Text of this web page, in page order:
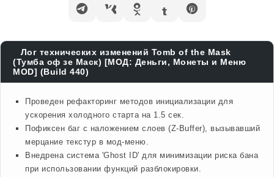
Лог технических изменений Tomb of the Mask
(Тумба оф зе Маск) [МОД: Деньги, Монеты и Меню
MOD] (Build 440)
Проведен рефакторинг методов инициализации для
ускорения холодного старта на 1.5 сек.
Пофиксен баг с наложением слоев (Z-Buffer), вызывавший
мерцание текстур в мод-меню.
Внедрена система 'Ghost ID' для минимизации риска бана
при использовании функций разблокировки.